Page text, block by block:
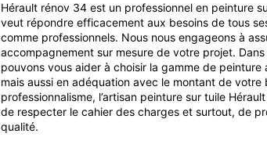
Hérault rénov 34 est un professionnel en peinture
veut répondre efficacement aux besoins de tous
comme professionnels. Nous nous engageons à
accompagnement sur mesure de votre projet.
pouvons vous aider à choisir la gamme de peinture
mais aussi en adéquation avec le montant de votre
professionnalisme, l’artisan peinture sur tuile
de respecter le cahier des charges et surtout, de
qualité.